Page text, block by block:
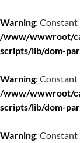
Warning: Constant
/www/wwwroot/
scripts/lib/dom-
Warning: Constant
/www/wwwroot/
scripts/lib/dom-
Warning: Constant